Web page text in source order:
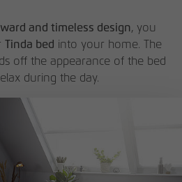
and timeless design, you
Tinda bed into your home. The
off the appearance of the bed
during the day.